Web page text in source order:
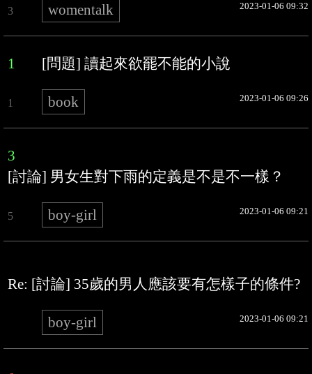
3 womentalk 2023-01-06 09:32
1 [問題] 讀起來欲罷不能的小說
1 book 2023-01-06 09:26
3
[討論] 男女生對下雨的定義是不是不一樣？
5 boy-girl 2023-01-06 09:21
Re: [討論] 35歲的男人應該要有怎樣子的條件?
boy-girl 2023-01-06 09:21